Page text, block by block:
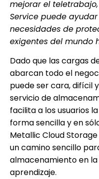
mejorar el
Service puede
necesidades de
exigentes del mundo
Dado que las cargas
abarcan todo el
puede ser cara, difícil
servicio de
facilita a los usuarios
forma sencilla y en
Metallic Cloud
un camino sencillo
almacenamiento en
aprendizaje.